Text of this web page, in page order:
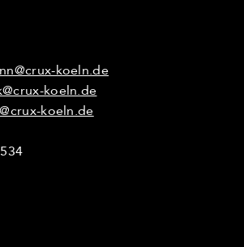
koeln.de
koeln.de
koeln.de